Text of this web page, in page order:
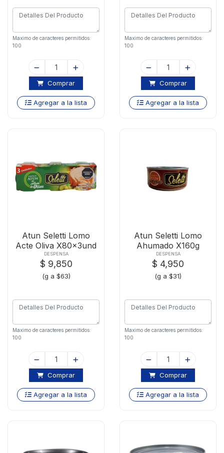
Maximo de caracteres permitidos:
100
Comprar
Agregar a la lista
Maximo de caracteres permitidos:
100
Comprar
Agregar a la lista
Atun Seletti Lomo
Acte Oliva X80x3und
DESPENSA
$ 9,850
(g a $63)
Maximo de caracteres permitidos:
100
Comprar
Agregar a la lista
Atun Seletti Lomo
Ahumado X160g
DESPENSA
$ 4,950
(g a $31)
Maximo de caracteres permitidos:
100
Comprar
Agregar a la lista